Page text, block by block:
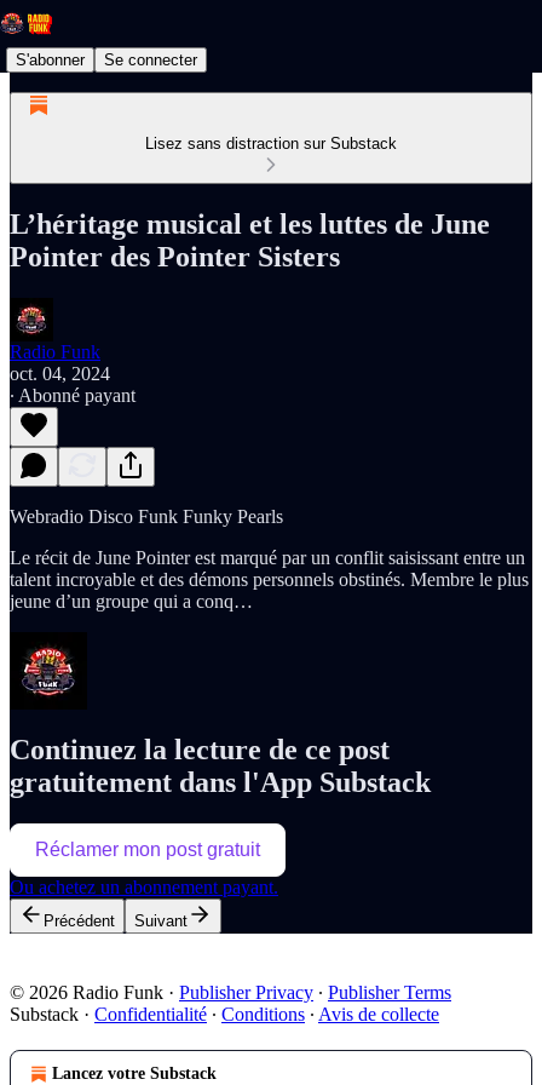
S'abonner Se connecter
Lisez sans distraction sur Substack
L’héritage musical et les luttes de June
Pointer des Pointer Sisters
Radio Funk
oct. 04, 2024
∙ Abonné payant
Webradio Disco Funk Funky Pearls
Le récit de June Pointer est marqué par un conflit saisissant entre un
talent incroyable et des démons personnels obstinés. Membre le plus
jeune d’un groupe qui a conq…
Continuez la lecture de ce post
gratuitement dans l'App Substack
Réclamer mon post gratuit
Ou achetez un abonnement payant.
Précédent Suivant
© 2026 Radio Funk · Publisher Privacy ∙ Publisher Terms
Substack · Confidentialité ∙ Conditions ∙ Avis de collecte
Lancez votre Substack